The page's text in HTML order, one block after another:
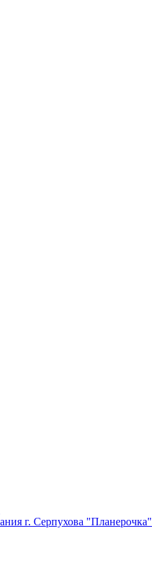
г. Серпухова "Планерочка"